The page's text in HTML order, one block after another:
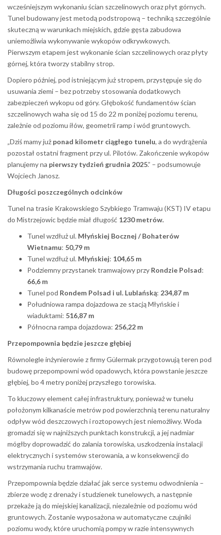
wcześniejszym wykonaniu ścian szczelinowych oraz płyt górnych.
Tunel budowany jest metodą podstropową – techniką szczególnie
skuteczną w warunkach miejskich, gdzie gęsta zabudowa
uniemożliwia wykonywanie wykopów odkrywkowych.
Pierwszym etapem jest wykonanie ścian szczelinowych oraz płyty
górnej, która tworzy stabilny strop.
Dopiero później, pod istniejącym już stropem, przystępuje się do
usuwania ziemi – bez potrzeby stosowania dodatkowych
zabezpieczeń wykopu od góry. Głębokość fundamentów ścian
szczelinowych waha się od 15 do 22 m poniżej poziomu terenu,
zależnie od poziomu iłów, geometrii ramp i wód gruntowych.
„Dziś mamy już ponad kilometr ciągłego tunelu, a do wydrążenia
pozostał ostatni fragment przy ul. Pilotów. Zakończenie wykopów
planujemy na pierwszy tydzień grudnia 2025.” – podsumowuje
Wojciech Janosz.
Długości poszczególnych odcinków
Tunel na trasie Krakowskiego Szybkiego Tramwaju (KST) IV etapu
do Mistrzejowic będzie miał długość 1230 metrów.
Tunel wzdłuż ul. Młyńskiej Bocznej / Bohaterów
Wietnamu: 50,79 m
Tunel wzdłuż ul. Młyńskiej: 104,65 m
Podziemny przystanek tramwajowy przy Rondzie Polsad:
66,6 m
Tunel pod Rondem Polsad i ul. Lublańską: 234,87 m
Południowa rampa dojazdowa ze stacją Młyńskie i
wiaduktami: 516,87 m
Północna rampa dojazdowa: 256,22 m
Przepompownia będzie jeszcze głębiej
Równolegle inżynierowie z firmy Gülermak przygotowują teren pod
budowę przepompowni wód opadowych, która powstanie jeszcze
głębiej, bo 4 metry poniżej przyszłego torowiska.
To kluczowy element całej infrastruktury, ponieważ w tunelu
położonym kilkanaście metrów pod powierzchnią terenu naturalny
odpływ wód deszczowych i roztopowych jest niemożliwy. Woda
gromadzi się w najniższych punktach konstrukcji, a jej nadmiar
mógłby doprowadzić do zalania torowiska, uszkodzenia instalacji
elektrycznych i systemów sterowania, a w konsekwencji do
wstrzymania ruchu tramwajów.
Przepompownia będzie działać jak serce systemu odwodnienia –
zbierze wodę z drenaży i studzienek tunelowych, a następnie
przekaże ją do miejskiej kanalizacji, niezależnie od poziomu wód
gruntowych. Zostanie wyposażona w automatyczne czujniki
poziomu wody, które uruchomią pompy w razie intensywnych